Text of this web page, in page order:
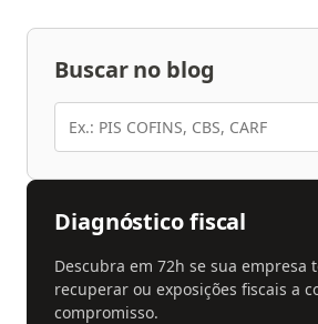
Buscar no blog
Diagnóstico fiscal
Descubra em 72h se sua empresa
recuperar ou exposições fiscais a
compromisso.